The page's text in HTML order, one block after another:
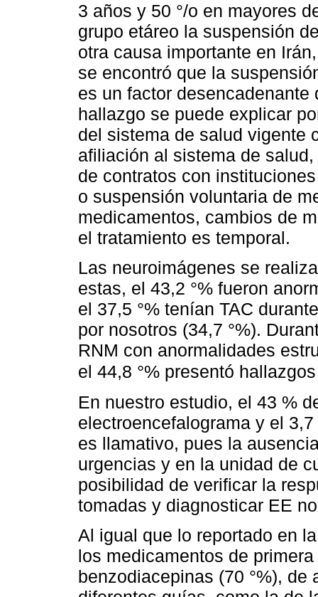
3 años y 50 °/o en mayores
grupo etáreo la suspensión
otra causa importante en
se encontró que la
es un factor desencadenante
hallazgo se puede explicar
del sistema de salud vigente
afiliación al sistema de
de contratos con
o suspensión voluntaria de
medicamentos, cambios de
el tratamiento es temporal.
Las neuroimágenes se
estas, el 43,2 °% fueron
el 37,5 °% tenían TAC
por nosotros (34,7 °%).
RNM con anormalidades
el 44,8 °% presentó
En nuestro estudio, el 43 %
electroencefalograma y el
es llamativo, pues la
urgencias y en la unidad de
posibilidad de verificar la
tomadas y diagnosticar EE
Al igual que lo reportado en
los medicamentos de
benzodiacepinas (70 °%),